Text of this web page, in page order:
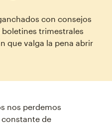
con consejos
trimestrales
que valga la pena abrir
nos perdemos
de